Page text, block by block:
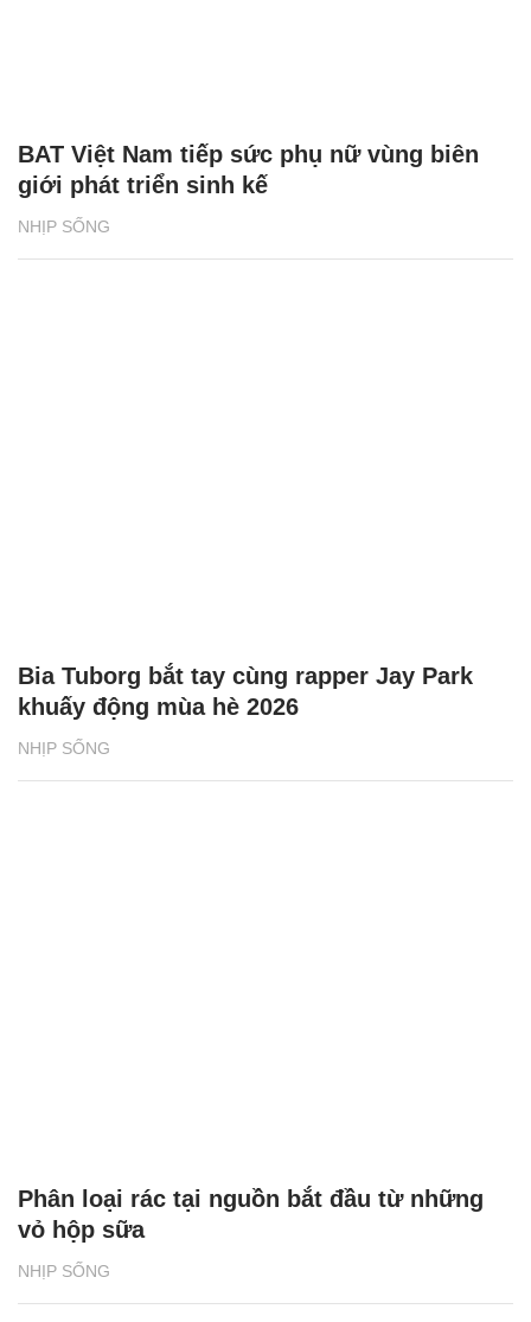
NHỊP SỐNG
BAT Việt Nam tiếp sức phụ nữ vùng biên
giới phát triển sinh kế
NHỊP SỐNG
Bia Tuborg bắt tay cùng rapper Jay Park
khuấy động mùa hè 2026
NHỊP SỐNG
Phân loại rác tại nguồn bắt đầu từ những
vỏ hộp sữa